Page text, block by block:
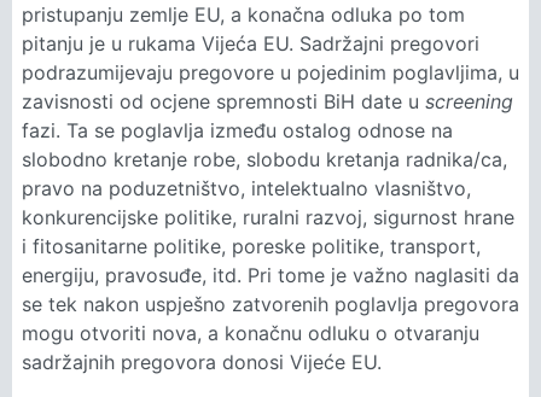
pristupanju zemlje EU, a konačna odluka po tom
pitanju je u rukama Vijeća EU. Sadržajni pregovori
podrazumijevaju pregovore u pojedinim poglavljima, u
zavisnosti od ocjene spremnosti BiH date u screening
fazi. Ta se poglavlja između ostalog odnose na
slobodno kretanje robe, slobodu kretanja radnika/ca,
pravo na poduzetništvo, intelektualno vlasništvo,
konkurencijske politike, ruralni razvoj, sigurnost hrane
i fitosanitarne politike, poreske politike, transport,
energiju, pravosuđe, itd. Pri tome je važno naglasiti da
se tek nakon uspješno zatvorenih poglavlja pregovora
mogu otvoriti nova, a konačnu odluku o otvaranju
sadržajnih pregovora donosi Vijeće EU.